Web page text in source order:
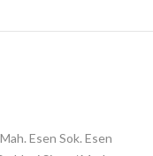
Esen Sok. Esen